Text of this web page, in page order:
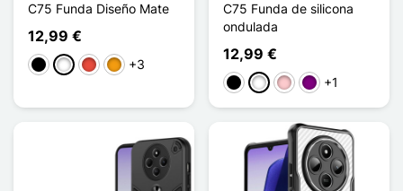
C75 Funda Diseño Mate
12,99 €
NegroBlancoRojoNaranja
+3
C75 Funda de silicona
ondulada
12,99 €
NegroBlancoRosaPúrpura
+1